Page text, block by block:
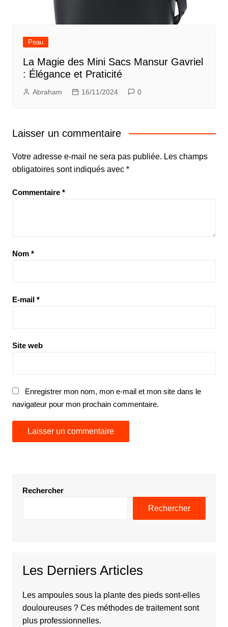
Peau
La Magie des Mini Sacs Mansur Gavriel
: Élégance et Praticité
Abraham 16/11/2024 0
Laisser un commentaire
Votre adresse e-mail ne sera pas publiée. Les champs
obligatoires sont indiqués avec *
Commentaire *
Nom *
E-mail *
Site web
Enregistrer mon nom, mon e-mail et mon site dans le
navigateur pour mon prochain commentaire.
Rechercher
Rechercher
Les Derniers Articles
Les ampoules sous la plante des pieds sont-elles
douloureuses ? Ces méthodes de traitement sont
plus professionnelles.